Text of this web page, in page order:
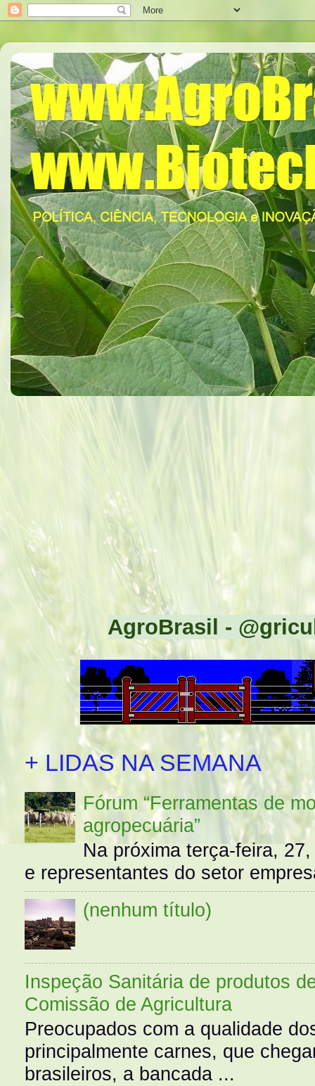
AgroBrasil -
+ LIDAS NA SEMANA
Fórum “Ferramentas de
agropecuária”
Na próxima terça-feira,
e representantes do setor
(nenhum título)
Inspeção Sanitária de produtos
Comissão de Agricultura
Preocupados com a qualidade
principalmente carnes, que
brasileiros, a bancada ...